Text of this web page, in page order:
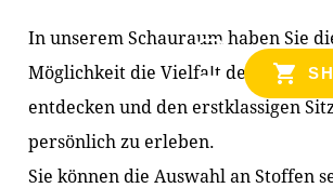
In unserem Schauraum haben Sie
Möglichkeit die Vielfalt der
entdecken und den erstklassigen
persönlich zu erleben.
Sie können die Auswahl an Stoffen